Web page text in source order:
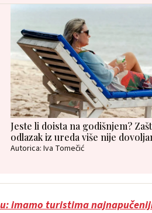
Jeste li doista na godišnjem?
odlazak iz ureda više nije
Autorica: Iva Tomečić
imamo turistima